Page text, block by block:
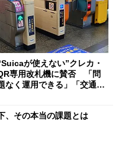
が使えない”クレカ・
専用改札機に賛否 「問
なく運用できる」「交通系I
、その本当の課題とは